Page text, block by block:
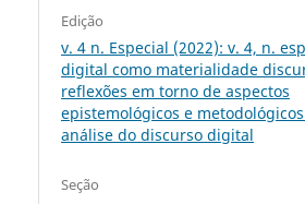
Edição
v. 4 n. Especial (2022): v. 4, n.
digital como materialidade
reflexões em torno de aspectos
epistemológicos e
análise do discurso digital
Seção